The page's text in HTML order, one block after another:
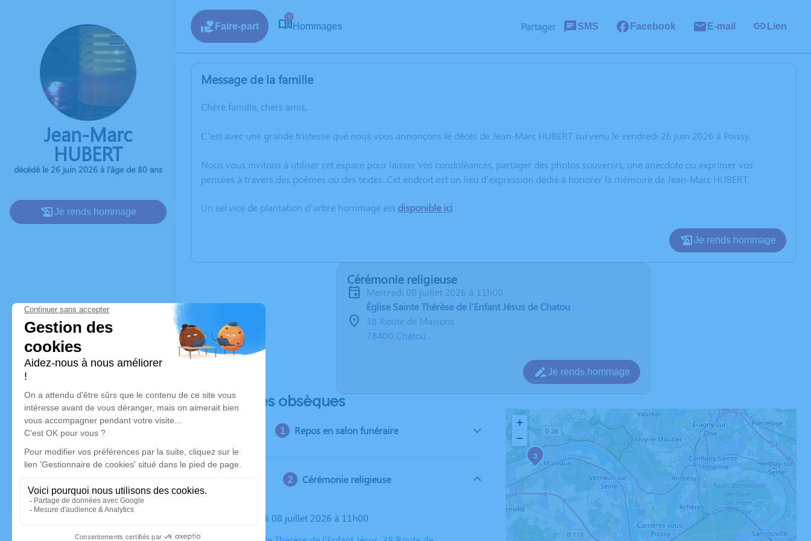
Jean-Marc
HUBERT
décédé le 26 juin 2026 à l'âge de 80 ans
Je rends hommage
Faire-part
1
Hommages Partager SMS Facebook E-mail Lien
Message de la famille
Chère famille, chers amis,
C’est avec une grande tristesse que nous vous annonçons le décès de Jean-Marc HUBERT survenu le vendredi 26 juin 2026 à Poissy.
Nous vous invitons à utiliser cet espace pour laisser vos condoléances, partager des photos souvenirs, une anecdote ou exprimer vos
pensées à travers des poèmes ou des textes. Cet endroit est un lieu d'expression dédié à honorer la mémoire de Jean-Marc HUBERT.
Un service de plantation d’arbre hommage est disponible ici.
Je rends hommage
Cérémonie religieuse
mercredi 08 juillet 2026 à 11h00
Église Sainte Thérèse de l'Enfant Jésus de Chatou
38 Route de Maisons
78400 Chatou
Je rends hommage
Déroulé des obsèques
Repos en salon funéraire
Cérémonie religieuse
Le mercredi 08 juillet 2026 à 11h00
3
+
−